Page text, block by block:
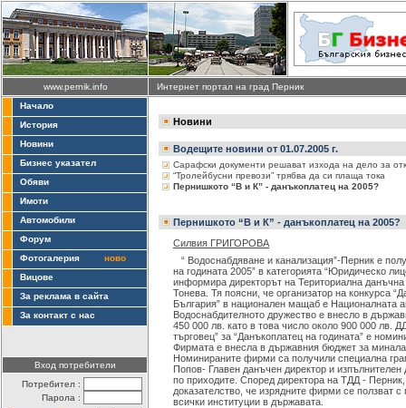
www.pernik.info
Интернет портал на град Перник
Начало
История
Новини
Бизнес указател
Обяви
Имоти
Автомобили
Форум
Фотогалерия
ново
Вицове
За реклама в сайта
За контакт с нас
Вход потребители
Потребител :
Парола :
Новини
Водещите новини от 01.07.2005 г.
Сарафски документи решават изхода на дело за
“Тролейбусни превози” трябва да си плаща тока
Пернишкото “В и К” - данъкоплатец на 2005?
Пернишкото “В и К” - данъкоплатец на 2005?
Силвия ГРИГОРОВА
“ Водоснабдяване и канализация”-Перник е
на годината 2005” в категорията “Юридическо
информира директорът на Териториална
Тонева. Тя поясни, че организатор на конкурса
България” в национален мащаб е Националната
Водоснабдителното дружество е внесло в
450 000 лв. като в това число около 900 000 лв.
търговец” за “Данъкоплатец на годината” е
Фирмата е внесла в държавния бюджет за
Номинираните фирми са получили специална
Попов- Главен данъчен директор и
по приходите. Според директора на ТДД -
доказателство, че изрядните фирми се ползват
всички институции в държавата.